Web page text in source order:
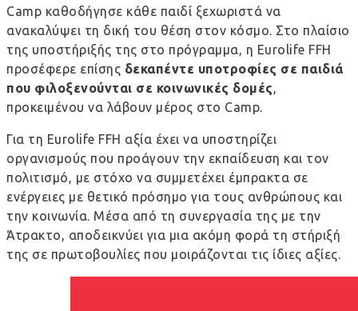
Camp καθοδήγησε κάθε παιδί ξεχωριστά να
ανακαλύψει τη δική του θέση στον κόσμο. Στο πλαίσιο
της υποστήριξής της στο πρόγραμμα, η Eurolife FFH
προσέφερε επίσης δεκαπέντε υποτροφίες σε παιδιά
που φιλοξενούνται σε κοινωνικές δομές,
προκειμένου να λάβουν μέρος στο Camp.
Για τη Eurolife FFH αξία έχει να υποστηρίζει
οργανισμούς που προάγουν την εκπαίδευση και τον
πολιτισμό, με στόχο να συμμετέχει έμπρακτα σε
ενέργειες με θετικό πρόσημο για τους ανθρώπους και
την κοινωνία. Μέσα από τη συνεργασία της με την
Άτρακτο, αποδεικνύει για μια ακόμη φορά τη στήριξή
της σε πρωτοβουλίες που μοιράζονται τις ίδιες αξίες.